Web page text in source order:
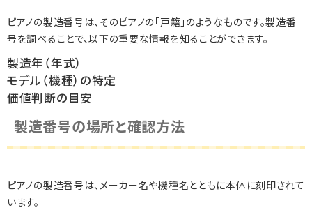
ピアノの製造番号は、そのピアノの「戸籍」のようなものです。製造番
号を調べることで、以下の重要な情報を知ることができます。
製造年（年式）
モデル（機種）の特定
価値判断の目安
製造番号の場所と確認方法
ピアノの製造番号は、メーカー名や機種名とともに本体に刻印されて
います。